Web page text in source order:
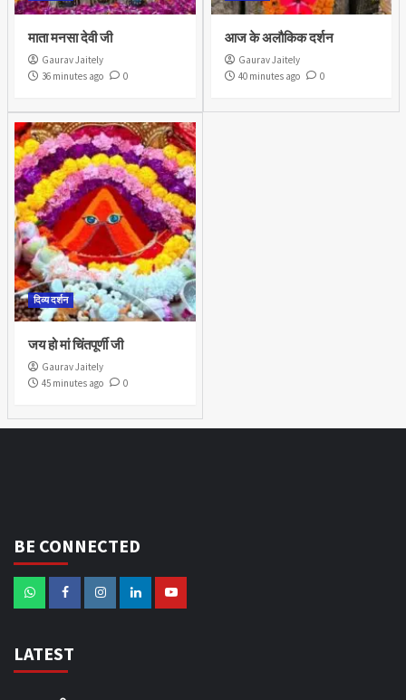
माता मनसा देवी जी
Gaurav Jaitely
36 minutes ago
0
आज के अलौकिक दर्शन
Gaurav Jaitely
40 minutes ago
0
दिव्य दर्शन
जय हो मां चिंतपूर्णी जी
Gaurav Jaitely
45 minutes ago
0
BE CONNECTED
LATEST